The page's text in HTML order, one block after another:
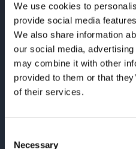
We use cookies to
provide social media
We also share information
our social media,
may combine it with other
provided to them or that
of their services.
Necessary
FLYPLASSER
Overvåk
Redusere
sikkerhetskontroller